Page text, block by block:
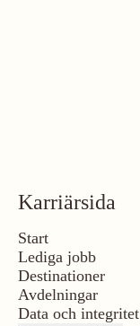
Karriärsida
Start
Lediga jobb
Destinationer
Avdelningar
Data och integritet